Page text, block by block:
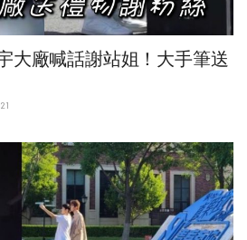
大廠喊話謝站姐！大手筆送